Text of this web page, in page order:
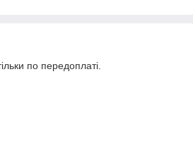
по передоплаті.